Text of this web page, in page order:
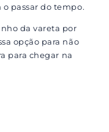
passar do tempo.
da vareta por
opção para não
para chegar na